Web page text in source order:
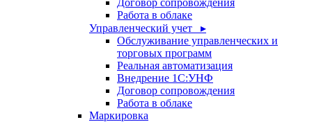
Договор сопровождения
Работа в облаке
Управленческий учет ▸
Обслуживание управленческих и
торговых программ
Реальная автоматизация
Внедрение 1С:УНФ
Договор сопровождения
Работа в облаке
Маркировка